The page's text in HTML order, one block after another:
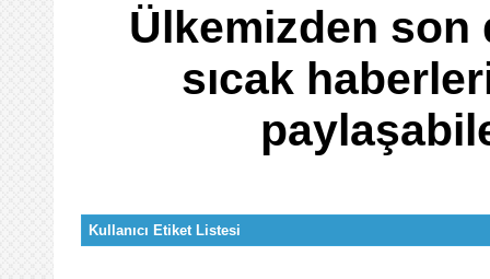
Ülkemizden son
sıcak
Kullanıcı Etiket Listesi